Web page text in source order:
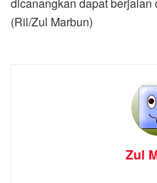
(Ril/Zul Marbun)
Zul